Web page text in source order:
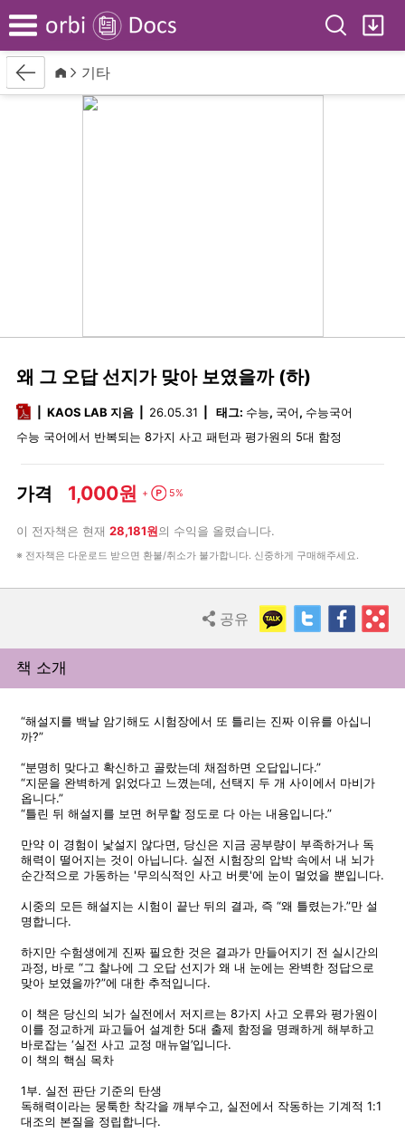
Menu Search
BackHome
기타
왜 그 오답 선지가 맞아 보였을까 (하)
pdfKAOS LAB 지음 26.05.31 태그: 수능, 국어, 수능국어
수능 국어에서 반복되는 8가지 사고 패턴과 평가원의 5대 함정
가격 1,000원 + Point
5%
이 전자책은 현재 28,181원의 수익을 올렸습니다.
※ 전자책은 다운로드 받으면 환불/취소가 불가합니다. 신중하게 구매해주세요.
Share
공유 KakaoTalkTwitter
책 소개
“해설지를 백날 암기해도 시험장에서 또 틀리는 진짜 이유를 아십니
까?”
“분명히 맞다고 확신하고 골랐는데 채점하면 오답입니다.”
“지문을 완벽하게 읽었다고 느꼈는데, 선택지 두 개 사이에서 마비가
옵니다.”
“틀린 뒤 해설지를 보면 허무할 정도로 다 아는 내용입니다.”
만약 이 경험이 낯설지 않다면, 당신은 지금 공부량이 부족하거나 독
해력이 떨어지는 것이 아닙니다. 실전 시험장의 압박 속에서 내 뇌가
순간적으로 가동하는 '무의식적인 사고 버릇'에 눈이 멀었을 뿐입니다.
시중의 모든 해설지는 시험이 끝난 뒤의 결과, 즉 “왜 틀렸는가.”만 설
명합니다.
하지만 수험생에게 진짜 필요한 것은 결과가 만들어지기 전 실시간의
과정, 바로 “그 찰나에 그 오답 선지가 왜 내 눈에는 완벽한 정답으로
맞아 보였을까?”에 대한 추적입니다.
이 책은 당신의 뇌가 실전에서 저지르는 8가지 사고 오류와 평가원이
이를 정교하게 파고들어 설계한 5대 출제 함정을 명쾌하게 해부하고
바로잡는 ‘실전 사고 교정 매뉴얼’입니다.
이 책의 핵심 목차
1부. 실전 판단 기준의 탄생
독해력이라는 뭉툭한 착각을 깨부수고, 실전에서 작동하는 기계적 1:1
대조의 본질을 정립합니다.